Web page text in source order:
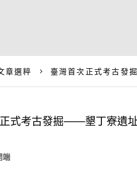
章選粹 臺灣首次正式考古發
式考古發掘——墾丁寮遺
端